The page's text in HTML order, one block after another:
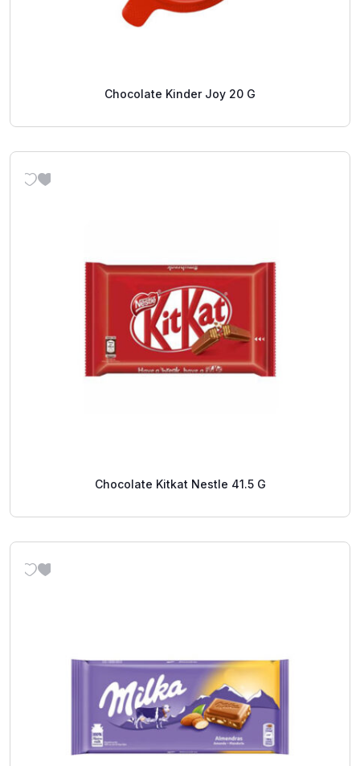
Chocolate Kinder Joy 20 G
Chocolate Kitkat Nestle 41.5 G